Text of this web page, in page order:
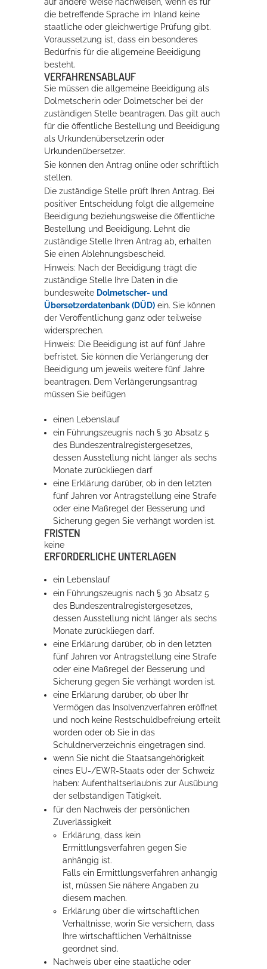
auf andere Weise nachweisen, wenn es für
die betreffende Sprache im Inland keine
staatliche oder gleichwertige Prüfung gibt.
Voraussetzung ist, dass ein besonderes
Bedürfnis für die allgemeine Beeidigung
besteht.
VERFAHRENSABLAUF
Sie müssen die allgemeine Beeidigung als
Dolmetscherin oder Dolmetscher bei der
zuständigen Stelle beantragen. Das gilt auch
für die öffentliche Bestellung und Beeidigung
als Urkundenübersetzerin oder
Urkundenübersetzer.
Sie können den Antrag online oder schriftlich
stellen.
Die zuständige Stelle prüft Ihren Antrag. Bei
positiver Entscheidung folgt die allgemeine
Beeidigung beziehungsweise die öffentliche
Bestellung und Beeidigung. Lehnt die
zuständige Stelle Ihren Antrag ab, erhalten
Sie einen Ablehnungsbescheid.
Hinweis: Nach der Beeidigung trägt die
zuständige Stelle Ihre Daten in die
bundesweite Dolmetscher- und
Übersetzerdatenbank (DÜD) ein. Sie können
der Veröffentlichung ganz oder teilweise
widersprechen.
Hinweis: Die Beeidigung ist auf fünf Jahre
befristet. Sie können die Verlängerung der
Beeidigung um jeweils weitere fünf Jahre
beantragen. Dem Verlängerungsantrag
müssen Sie beifügen
einen Lebenslauf
ein Führungszeugnis nach § 30 Absatz 5
des Bundeszentralregistergesetzes,
dessen Ausstellung nicht länger als sechs
Monate zurückliegen darf
eine Erklärung darüber, ob in den letzten
fünf Jahren vor Antragstellung eine Strafe
oder eine Maßregel der Besserung und
Sicherung gegen Sie verhängt worden ist.
FRISTEN
keine
ERFORDERLICHE UNTERLAGEN
ein Lebenslauf
ein Führungszeugnis nach § 30 Absatz 5
des Bundeszentralregistergesetzes,
dessen Ausstellung nicht länger als sechs
Monate zurückliegen darf.
eine Erklärung darüber, ob in den letzten
fünf Jahren vor Antragstellung eine Strafe
oder eine Maßregel der Besserung und
Sicherung gegen Sie verhängt worden ist.
eine Erklärung darüber, ob über Ihr
Vermögen das Insolvenzverfahren eröffnet
und noch keine Restschuldbefreiung erteilt
worden oder ob Sie in das
Schuldnerverzeichnis eingetragen sind.
wenn Sie nicht die Staatsangehörigkeit
eines EU-/EWR-Staats oder der Schweiz
haben: Aufenthaltserlaubnis zur Ausübung
der selbständigen Tätigkeit.
für den Nachweis der persönlichen
Zuverlässigkeit
Erklärung, dass kein
Ermittlungsverfahren gegen Sie
anhängig ist.
Falls ein Ermittlungsverfahren anhängig
ist, müssen Sie nähere Angaben zu
diesem machen.
Erklärung über die wirtschaftlichen
Verhältnisse, worin Sie versichern, dass
Ihre wirtschaftlichen Verhältnisse
geordnet sind.
Nachweis über eine staatliche oder